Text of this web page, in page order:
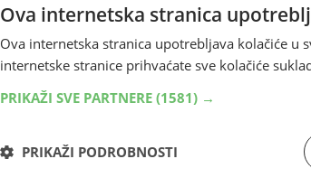
Demanti Monetize Ad na
18.05.2026 11:20
d.o.o. Sarajevo i Ajdina Brkovića
Ova internetska stranica
Ova internetska stranica upotrebljava kolačiće u
internetske stranice prihvaćate sve kolačiće
PRIKAŽI SVE PARTNERE (1581) →
PRIKAŽI PODROBNOSTI